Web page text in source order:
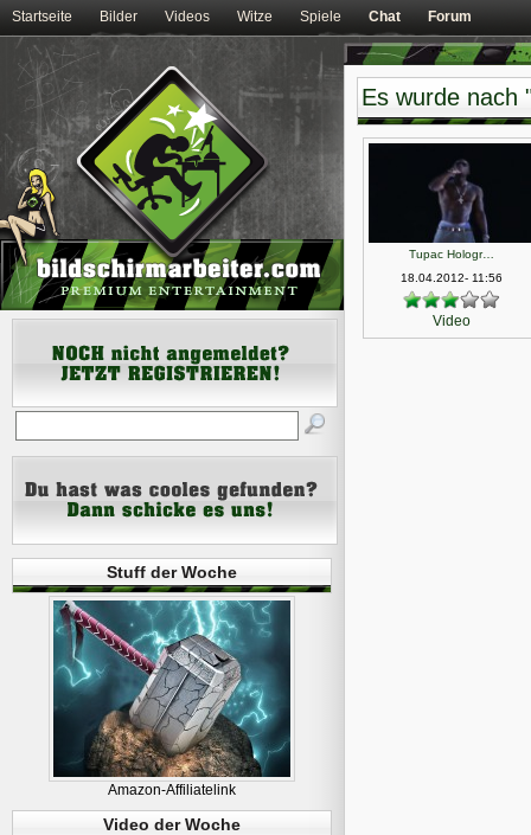
Startseite Bilder Videos Witze Spiele Chat Forum
Es wurde nach
Tupac Hologr…
18.04.2012- 11:56
Video
Stuff der Woche
Amazon-Affiliatelink
Video der Woche